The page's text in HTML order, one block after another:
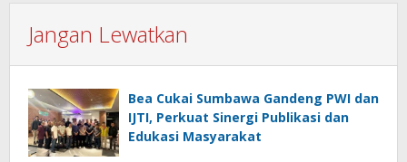
Jangan Lewatkan
Bea Cukai Sumbawa Gandeng PWI dan
IJTI, Perkuat Sinergi Publikasi dan
Edukasi Masyarakat